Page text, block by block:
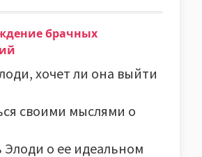
брачных
хочет ли она выйти
своими мыслями о
Элоди о ее идеальном